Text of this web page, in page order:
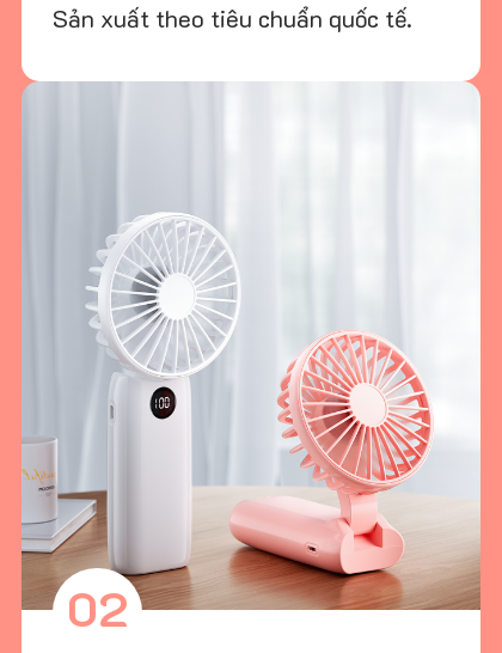
02
Sản xuất theo tiêu chuẩn quốc tế.